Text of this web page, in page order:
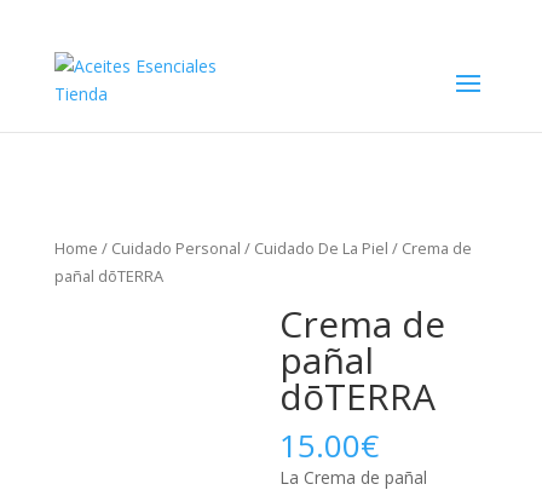
Home / Cuidado Personal / Cuidado De La Piel / Crema de
pañal dōTERRA
Crema de
pañal
dōTERRA
15.00€
La Crema de pañal